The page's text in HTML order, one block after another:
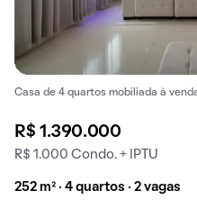
Casa de 4 quartos mobiliada à
R$ 1.390.000
R$ 1.000 Condo. + IPTU
252 m² · 4 quartos · 2 vagas